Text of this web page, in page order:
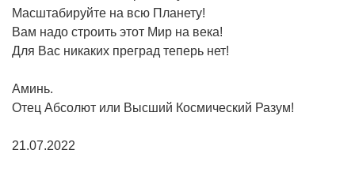
Масштабируйте на всю Планету!
Вам надо строить этот Мир на века!
Для Вас никаких преград теперь нет!
Аминь.
Отец Абсолют или Высший Космический Разум!
21.07.2022